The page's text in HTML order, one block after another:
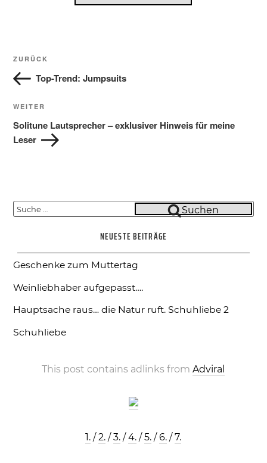
Beitragsnavigation
Vorheriger
Beitrag
ZURÜCK
Top-Trend: Jumpsuits
Nächster
Beitrag
WEITER
Solitune Lautsprecher – exklusiver Hinweis für meine
Leser
Suche
Suchen
NEUESTE BEITRÄGE
Geschenke zum Muttertag
Weinliebhaber aufgepasst….
Hauptsache raus… die Natur ruft. Schuhliebe 2
Schuhliebe
This post contains adlinks fromAdviral
1. /2. /3. /4. /5. /6. /7.